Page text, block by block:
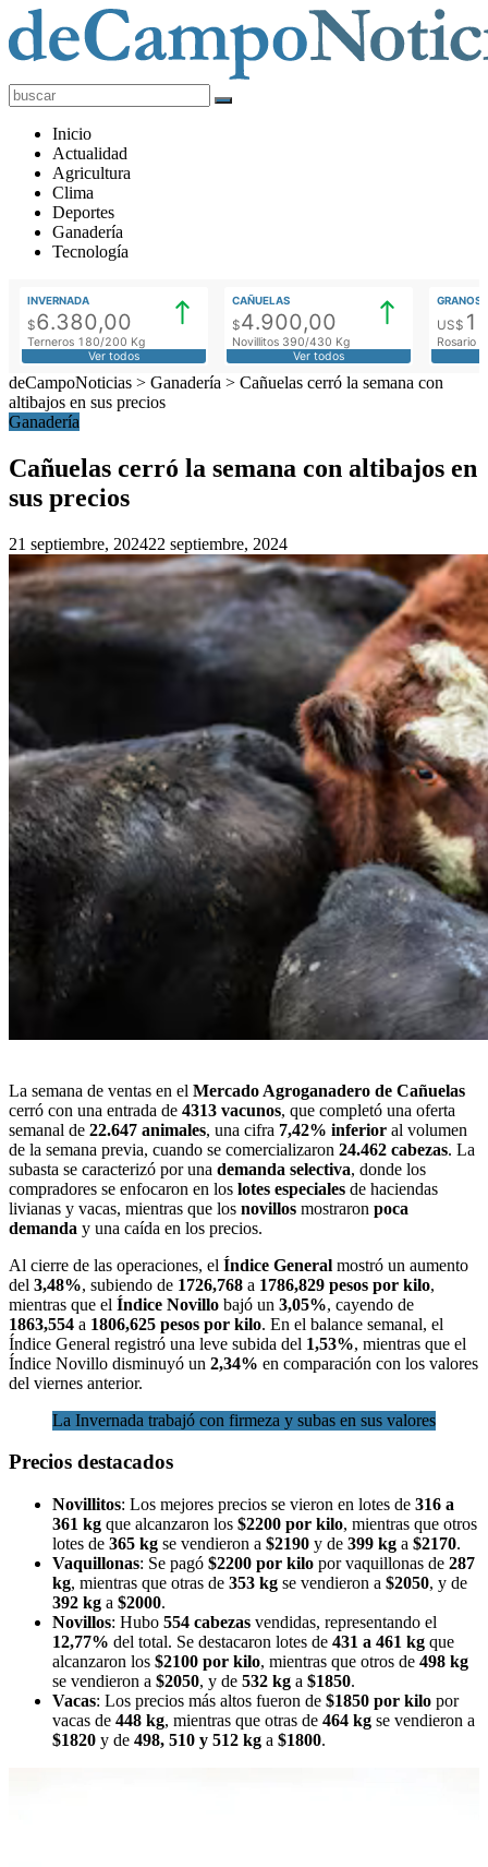
deCampoNoticias
Actualidad
Agropecuaria
Inicio
Actualidad
Agricultura
Clima
Deportes
Ganadería
Tecnología
INVERNADA
$6.380,00
Terneros 180/200 Kg
Ver todos
CAÑUELAS
$4.900,00
Novillitos 390/430 Kg
Ver todos
GRANOS
US$
Rosario
deCampoNoticias > Ganadería > Cañuelas cerró la semana con
altibajos en sus precios
Ganadería
Cañuelas cerró la semana con altibajos en
sus precios
21 septiembre, 202422 septiembre, 2024
La semana de ventas en el Mercado Agroganadero de Cañuelas
cerró con una entrada de 4313 vacunos, que completó una oferta
semanal de 22.647 animales, una cifra 7,42% inferior al volumen
de la semana previa, cuando se comercializaron 24.462 cabezas. La
subasta se caracterizó por una demanda selectiva, donde los
compradores se enfocaron en los lotes especiales de haciendas
livianas y vacas, mientras que los novillos mostraron poca
demanda y una caída en los precios.
Al cierre de las operaciones, el Índice General mostró un aumento
del 3,48%, subiendo de 1726,768 a 1786,829 pesos por kilo,
mientras que el Índice Novillo bajó un 3,05%, cayendo de
1863,554 a 1806,625 pesos por kilo. En el balance semanal, el
Índice General registró una leve subida del 1,53%, mientras que el
Índice Novillo disminuyó un 2,34% en comparación con los valores
del viernes anterior.
La Invernada trabajó con firmeza y subas en sus valores
Precios destacados
Novillitos: Los mejores precios se vieron en lotes de 316 a
361 kg que alcanzaron los $2200 por kilo, mientras que otros
lotes de 365 kg se vendieron a $2190 y de 399 kg a $2170.
Vaquillonas: Se pagó $2200 por kilo por vaquillonas de 287
kg, mientras que otras de 353 kg se vendieron a $2050, y de
392 kg a $2000.
Novillos: Hubo 554 cabezas vendidas, representando el
12,77% del total. Se destacaron lotes de 431 a 461 kg que
alcanzaron los $2100 por kilo, mientras que otros de 498 kg
se vendieron a $2050, y de 532 kg a $1850.
Vacas: Los precios más altos fueron de $1850 por kilo por
vacas de 448 kg, mientras que otras de 464 kg se vendieron a
$1820 y de 498, 510 y 512 kg a $1800.